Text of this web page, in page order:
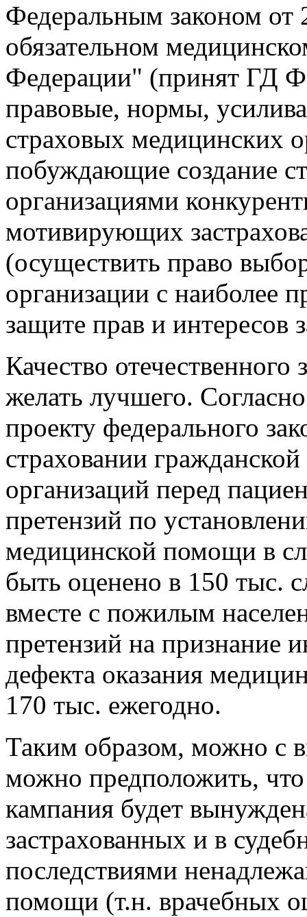
Федеральным законом
обязательном
Федерации" (принят ГД
правовые, нормы,
страховых медицинских
побуждающие создание
организациями
мотивирующих
(осуществить право
организации с наиболее
защите прав и интересов
Качество отечественного
желать лучшего.
проекту федерального
страховании
организаций перед
претензий по
медицинской помощи в
быть оценено в 150 тыс.
вместе с пожилым
претензий на признание
дефекта оказания
170 тыс. ежегодно.
Таким образом, можно с
можно предположить,
кампания будет
застрахованных и в
последствиями
помощи (т.н. врачебных